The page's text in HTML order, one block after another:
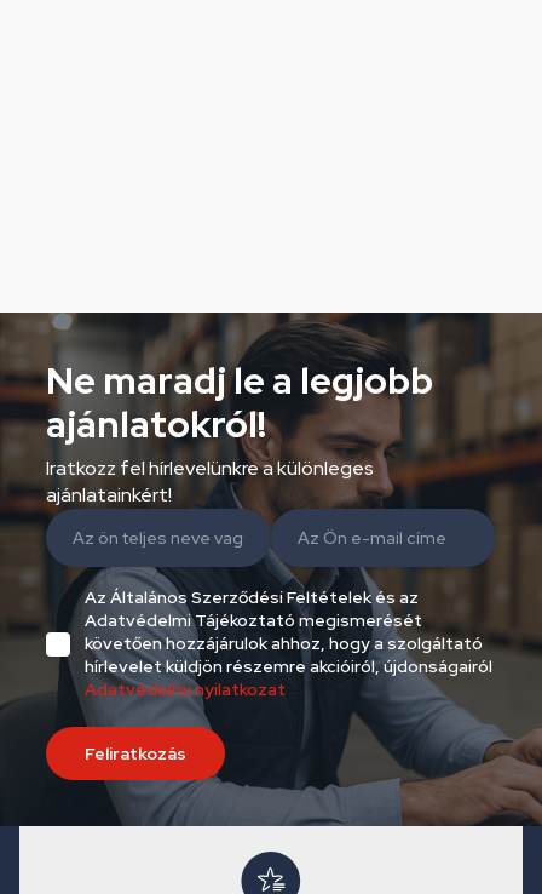
Ne maradj le a legjobb
ajánlatokról!
Iratkozz fel hírlevelünkre a különleges
ajánlatainkért!
Az Általános Szerződési Feltételek és az
Adatvédelmi Tájékoztató megismerését
követően hozzájárulok ahhoz, hogy a szolgáltató
hírlevelet küldjön részemre akcióiról, újdonságairól
Adatvédelmi nyilatkozat
Feliratkozás